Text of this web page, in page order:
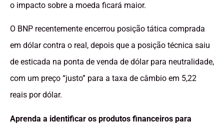
o impacto sobre a moeda ficará maior.
O BNP recentemente encerrou posição tática comprada
em dólar contra o real, depois que a posição técnica saiu
de esticada na ponta de venda de dólar para neutralidade,
com um preço “justo” para a taxa de câmbio em 5,22
reais por dólar.
Aprenda a identificar os produtos financeiros para